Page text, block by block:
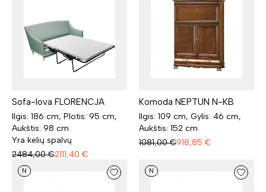
Sofa-lova FLORENCJA
Ilgis: 186 cm, Plotis: 95 cm,
Aukštis: 98 cm
Yra kelių spalvų
2484,00 €2111,40 €
Komoda NEPTUN N-KB
Ilgis: 109 cm, Gylis: 46 cm,
Aukštis: 152 cm
1081,00 €918,85 €
N N